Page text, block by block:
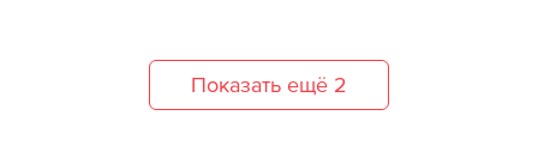
Показать ещё 2